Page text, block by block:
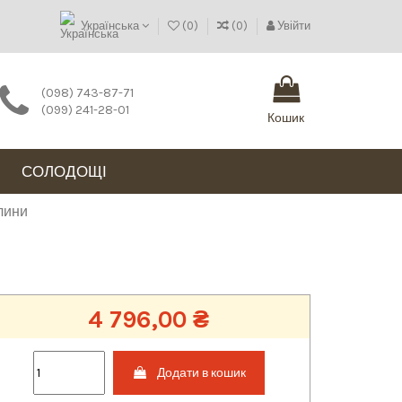
Українська (0) (0) Увійти
(098) 743-87-71
(099) 241-28-01
Кошик
СОЛОДОЩІ
4 796,00 ₴
Додати в кошик